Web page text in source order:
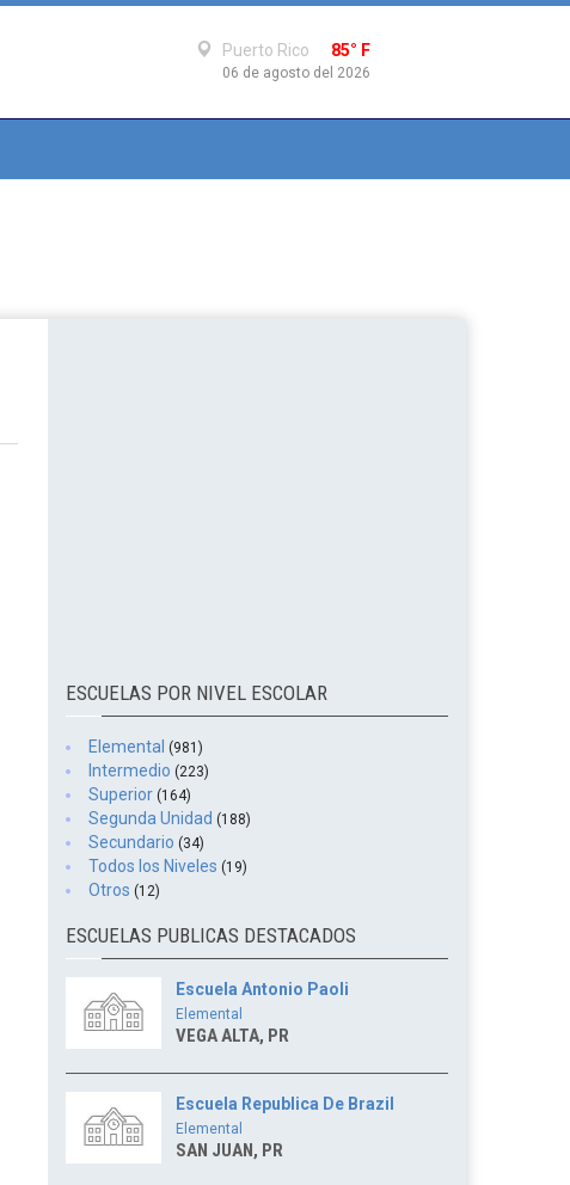
Puerto Rico 85° F
06 de agosto del 2026
ESCUELAS POR NIVEL ESCOLAR
Elemental (981)
Intermedio (223)
Superior (164)
Segunda Unidad (188)
Secundario (34)
Todos los Niveles (19)
Otros (12)
ESCUELAS PUBLICAS DESTACADOS
Escuela Antonio Paoli
Elemental
VEGA ALTA, PR
Escuela Republica De Brazil
Elemental
SAN JUAN, PR